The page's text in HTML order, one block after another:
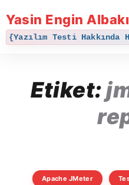
Yasin Engin
{Yazılım Testi Hakkında
Etiket:
Apache JMeter